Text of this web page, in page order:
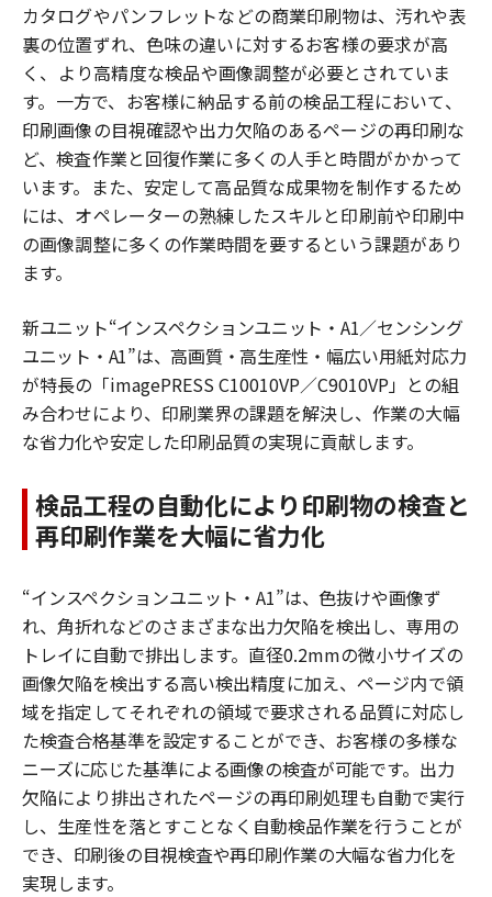
カタログやパンフレットなどの商業印刷物は、汚れや表
裏の位置ずれ、色味の違いに対するお客様の要求が高
く、より高精度な検品や画像調整が必要とされていま
す。一方で、お客様に納品する前の検品工程において、
印刷画像の目視確認や出力欠陥のあるページの再印刷な
ど、検査作業と回復作業に多くの人手と時間がかかって
います。また、安定して高品質な成果物を制作するため
には、オペレーターの熟練したスキルと印刷前や印刷中
の画像調整に多くの作業時間を要するという課題があり
ます。
新ユニット“インスペクションユニット・ A1／センシング
ユニット・ A1”は、高画質・高生産性・ 幅広い用紙対応力
が特長の「imagePRESS C10010VP／C9010VP」との組
み合わせにより、印刷業界の課題を解決し、作業の大幅
な省力化や安定した印刷品質の実現に貢献します。
検品工程の自動化により印刷物の検査と
再印刷作業を大幅に省力化
“インスペクションユニット・A1”は、色抜けや画像ず
れ、角折れなどのさまざまな出力欠陥を検出し、専用の
トレイに自動で排出します。直径0.2mmの微小サイズの
画像欠陥を検出する高い検出精度に加え、ページ内で領
域を指定してそれぞれの領域で要求される品質に対応し
た検査合格基準を設定することができ、お客様の多様な
ニーズに応じた基準による画像の検査が可能です。 出力
欠陥により排出されたページの再印刷処理も自動で実行
し、生産性を落とすことなく自動検品作業を行うことが
でき、印刷後の目視検査や再印刷作業の大幅な省力化を
実現します。